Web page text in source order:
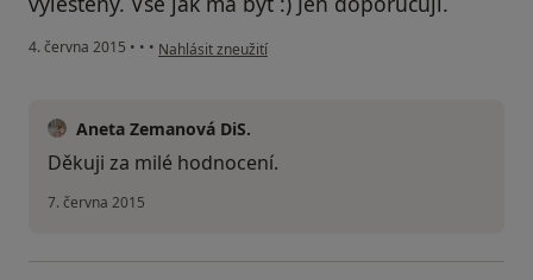
4. června 2015 • • • podle názoru uživatele Váš účet byl odstraněn
Nahlásit zneužití
Aneta Zemanová DiS.
Děkuji za milé hodnocení.
7. června 2015